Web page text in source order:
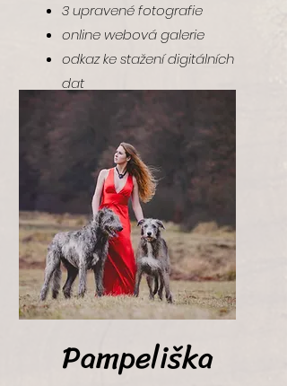
3 upravené fotografie
online webová galerie
odkaz ke stažení digitálních
dat
foto navíc á 800,-
Pampeliška